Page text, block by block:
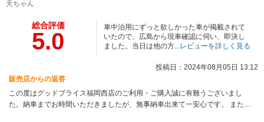
天ちゃん
総合評価
5.0
車中泊用にずっと欲しかった車が掲載されて
いたので、広島から現車確認に伺い、即決し
ました。当日は他の方...レビューを詳しく見る
投稿日：2024年08月05日 13:12
販売店からの返答
この度はグッドプライス福岡西店のご利用・ご購入誠に有難うございまし
た。納車までお時間いただきましたが、無事納車出来て一安心です。 またご